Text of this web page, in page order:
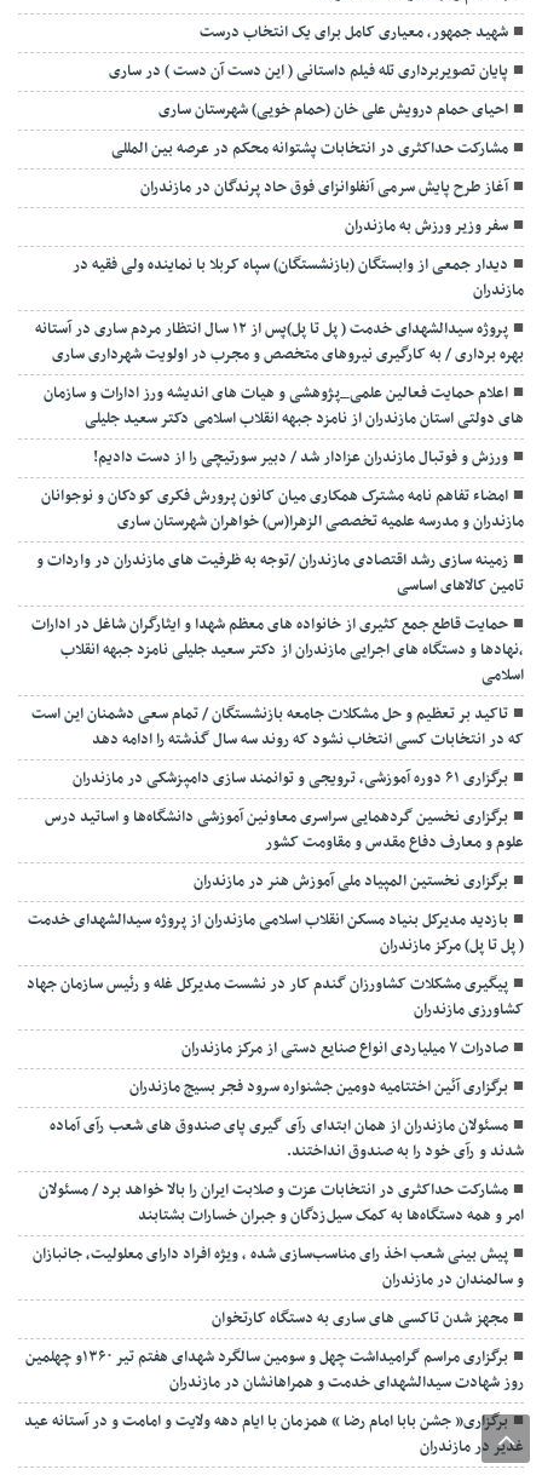
شهید جمهور، معیاری کامل برای یک انتخاب درست
پایان تصویربرداری تله فیلم داستانی ( این دست آن دست ) در ساری
احیای حمام درویش علی خان (حمام خویی) شهرستان ساری
مشارکت حداکثری در انتخابات پشتوانه محکم در عرصه بین المللی
آغاز طرح پایش سرمی آنفلوانزای فوق حاد پرندگان در مازندران
سفر وزیر ورزش به مازندران
دیدار جمعی از وابستگان (بازنشستگان) سپاه کربلا با نماینده ولی فقیه در
مازندران
پروژه سیدالشهدای خدمت ( پل تا پل)پس از ۱۲ سال انتظار مردم ساری در آستانه
بهره برداری / به کارگیری نیروهای متخصص و مجرب در اولویت شهرداری ساری
اعلام حمایت فعالین علمی_پژوهشی و هیات های اندیشه ورز ادارات و سازمان
های دولتی استان مازندران از نامزد جبهه انقلاب اسلامی دکتر سعید جلیلی
ورزش و فوتبال مازندران عزادار شد / دبیر سورتیچی را از دست دادیم!
امضاء تفاهم نامه مشترک همکاری میان کانون پرورش فکری کودکان و نوجوانان
مازندران و مدرسه علمیه تخصصی الزهرا(س) خواهران شهرستان ساری
زمینه سازی رشد اقتصادی مازندران /توجه به ظرفیت های مازندران در واردات و
تامین کالاهای اساسی
حمایت قاطع جمع کثیری از خانواده های معظم شهدا و ایثارگران شاغل در ادارات
،نهادها و دستگاه های اجرایی مازندران از دکتر سعید جلیلی نامزد جبهه انقلاب
اسلامی
تاکید بر تعظیم و حل مشکلات جامعه بازنشستگان / تمام سعی دشمنان این است
که در انتخابات کسی انتخاب نشود که روند سه سال گذشته را ادامه دهد
برگزاری ۶۱ دوره آموزشی، ترویجی و توانمند سازی دامپزشکی در مازندران
برگزاری نخسین گردهمایی سراسری معاونین آموزشی دانشگاه‌ها و اساتید درس
علوم و معارف دفاع مقدس و مقاومت کشور
برگزاری نخستین المپیاد ملی آموزش هنر در مازندران
بازدید مدیرکل بنیاد مسکن انقلاب اسلامی مازندران از پروژه سیدالشهدای خدمت
( پل تا پل) مرکز مازندران
پیگیری مشکلات کشاورزان گندم کار در نشست مدیرکل غله و رئیس سازمان جهاد
کشاورزی مازندران
صادرات ۷ میلیاردی انواع صنایع دستی از مرکز مازندران
برگزاری آئین اختتامیه دومین جشنواره سرود فجر بسیج مازندران
مسئولان مازندران از همان ابتدای رآی گیری پای صندوق های شعب رآی آماده
شدند و رآی خود را به صندوق انداختند.
مشارکت حداکثری در انتخابات عزت و صلابت ایران را بالا خواهد برد / مسئولان
امر و همه دستگاه‌ها به کمک سیل‌زدگان و جبران خسارات بشتابند
پیش بینی شعب اخذ رای مناسب‌سازی شده ، ویژه افراد دارای معلولیت، جانبازان
و سالمندان در مازندران
مجهز شدن تاکسی های ساری به دستگاه کارتخوان
برگزاری مراسم گرامیداشت چهل و سومین سالگرد شهدای هفتم تیر ۱۳۶۰و چهلمین
روز شهادت سیدالشهدای خدمت و همراهانشان در مازندران
برگزاری« جشن بابا امام رضا » همزمان با ایام دهه ولایت و امامت و در آستانه عید
غدیر در مازندران